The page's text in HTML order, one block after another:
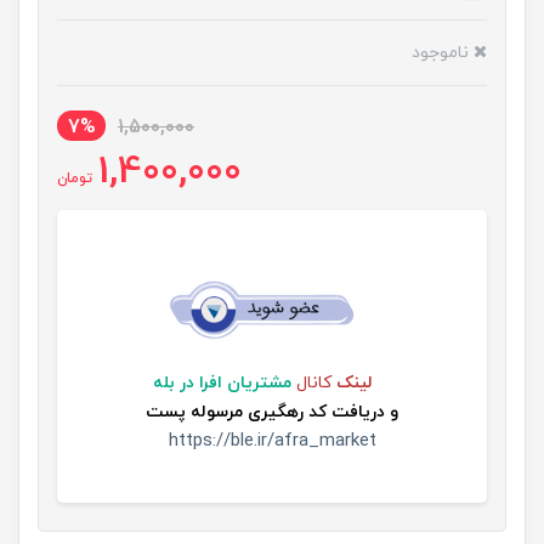
ناموجود
1,500,000
7%
1,400,000 تومان
لینک کانال مشتریان افرا در بله
و دریافت کد رهگیری مرسوله پست
https://ble.ir/afra_market